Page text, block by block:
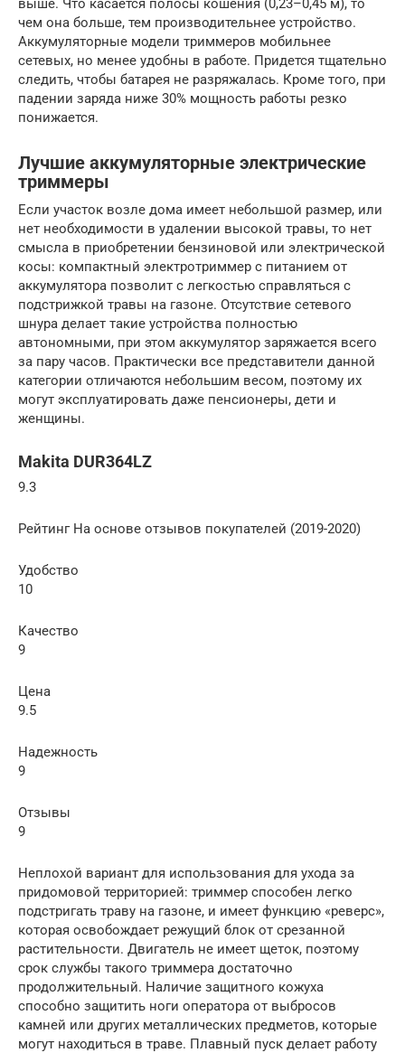
выше. Что касается полосы кошения (0,23–0,45 м), то
чем она больше, тем производительнее устройство.
Аккумуляторные модели триммеров мобильнее
сетевых, но менее удобны в работе. Придется тщательно
следить, чтобы батарея не разряжалась. Кроме того, при
падении заряда ниже 30% мощность работы резко
понижается.
Лучшие аккумуляторные электрические
триммеры
Если участок возле дома имеет небольшой размер, или
нет необходимости в удалении высокой травы, то нет
смысла в приобретении бензиновой или электрической
косы: компактный электротриммер с питанием от
аккумулятора позволит с легкостью справляться с
подстрижкой травы на газоне. Отсутствие сетевого
шнура делает такие устройства полностью
автономными, при этом аккумулятор заряжается всего
за пару часов. Практически все представители данной
категории отличаются небольшим весом, поэтому их
могут эксплуатировать даже пенсионеры, дети и
женщины.
Makita DUR364LZ
9.3
Рейтинг На основе отзывов покупателей (2019-2020)
Удобство
10
Качество
9
Цена
9.5
Надежность
9
Отзывы
9
Неплохой вариант для использования для ухода за
придомовой территорией: триммер способен легко
подстригать траву на газоне, и имеет функцию «реверс»,
которая освобождает режущий блок от срезанной
растительности. Двигатель не имеет щеток, поэтому
срок службы такого триммера достаточно
продолжительный. Наличие защитного кожуха
способно защитить ноги оператора от выбросов
камней или других металлических предметов, которые
могут находиться в траве. Плавный пуск делает работу